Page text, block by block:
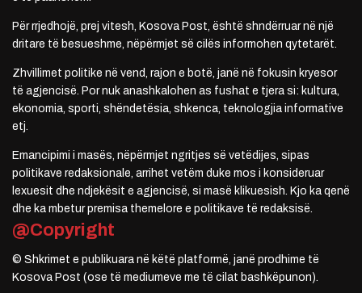
Për rrjedhojë, prej vitesh, Kosova Post, është shndërruar në një
dritare të besueshme, nëpërmjet së cilës informohen qytetarët.
Zhvillimet politike në vend, rajon e botë, janë në fokusin kryesor
të agjencisë. Por nuk anashkalohen as fushat e tjera si: kultura,
ekonomia, sporti, shëndetësia, shkenca, teknologjia informative
etj.
Emancipimi i masës, nëpërmjet ngritjes së vetëdijes, sipas
politikave redaksionale, arrihet vetëm duke mos i konsideruar
lexuesit dhe ndjekësit e agjencisë, si masë klikuesish. Kjo ka qenë
dhe ka mbetur premisa themelore e politikave të redaksisë.
@Copyright
© Shkrimet e publikuara në këtë platformë, janë prodhime të
Kosova Post (ose të mediumeve me të cilat bashkëpunon).